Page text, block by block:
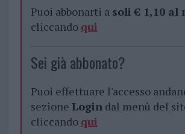
Puoi abbonarti a soli € 1,10 al
cliccando qui
Sei già abbonato?
Puoi effettuare l'accesso
sezione Login dal menù del
cliccando qui